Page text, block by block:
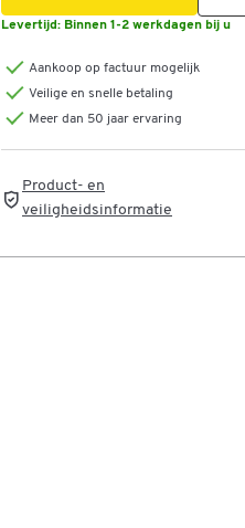
Levertijd: Binnen 1-2 werkdagen bij u
Aankoop op factuur mogelijk
Veilige en snelle betaling
Meer dan 50 jaar ervaring
Product- en
veiligheidsinformatie